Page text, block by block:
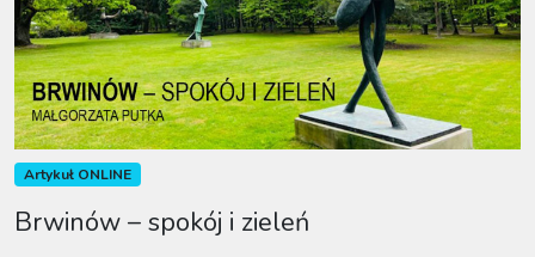
Artykuł ONLINE
Brwinów – spokój i zieleń